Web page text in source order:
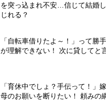
を突っ込まれ不安…信じて結婚
じれる？
「自転車借りたよ～！」って勝
が理解できない！ 次に貸してと
「育休中でしょ？手伝って！」
母のお願いを断りたい！ 頼みの